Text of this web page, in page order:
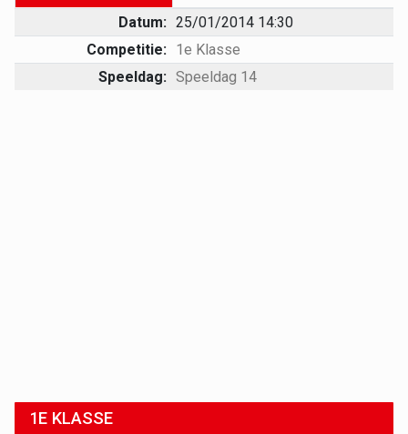
Datum: 25/01/2014 14:30
Competitie: 1e Klasse
Speeldag: Speeldag 14
1E KLASSE